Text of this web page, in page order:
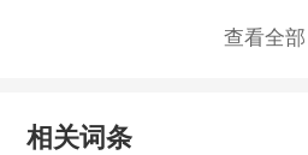
查看全部
相关词条